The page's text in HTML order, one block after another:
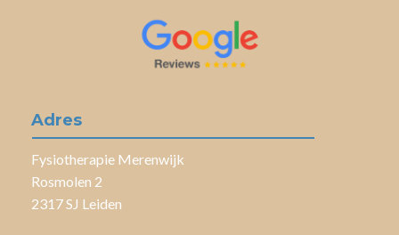
Adres
Fysiotherapie Merenwijk
Rosmolen 2
2317 SJ Leiden